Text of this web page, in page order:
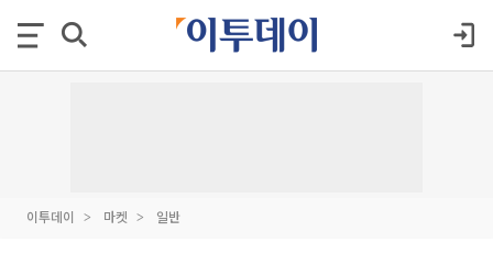
이투데이 마켓 일반